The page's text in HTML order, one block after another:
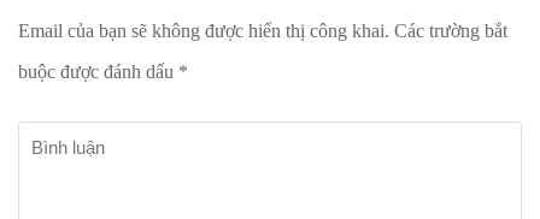
Email của bạn sẽ không được hiển thị công khai. Các trường bắt
buộc được đánh dấu *